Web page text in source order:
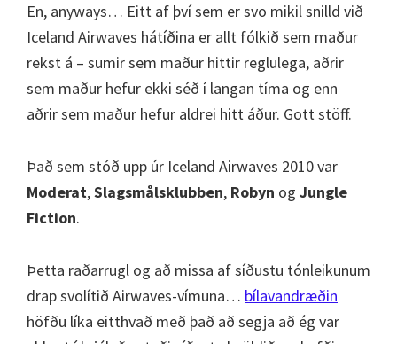
En, anyways… Eitt af því sem er svo mikil snilld við
Iceland Airwaves hátíðina er allt fólkið sem maður
rekst á – sumir sem maður hittir reglulega, aðrir
sem maður hefur ekki séð í langan tíma og enn
aðrir sem maður hefur aldrei hitt áður. Gott stöff.
Það sem stóð upp úr Iceland Airwaves 2010 var
Moderat,Slagsmålsklubben, Robyn og Jungle
Fiction.
Þetta raðarrugl og að missa af síðustu tónleikunum
drap svolítið Airwaves-vímuna… bílavandræðin
höfðu líka eitthvað með það að segja að ég var